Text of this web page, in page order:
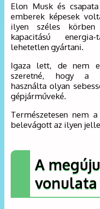
Elon Musk és
emberek képesek
ilyen széles körben
kapacitású
lehetetlen gyártani.
Igaza lett, de nem
szeretné, hogy a
használta olyan
gépjárműveké.
Természetesen nem
belevágott az ilyen
A
vonulata